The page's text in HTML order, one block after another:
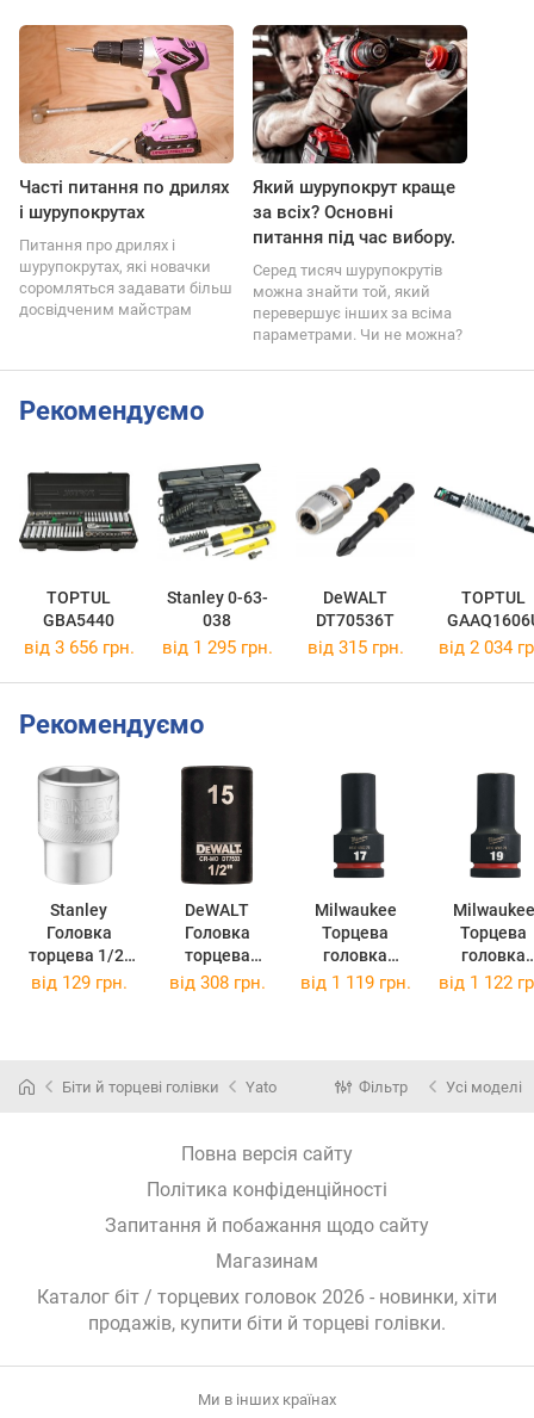
Часті питання по дрилях
і шурупокрутах
Питання про дрилях і
шурупокрутах, які новачки
соромляться задавати більш
досвідченим майстрам
Який шурупокрут краще
за всіх? Основні
питання під час вибору.
Серед тисяч шурупокрутів
можна знайти той, який
перевершує інших за всіма
параметрами. Чи не можна?
Рекомендуємо
TOPTUL
GBA5440
Stanley 0-63-
038
DeWALT
DT70536T
TOPTUL
від 3 656 грн. від 1 295 грн. від 315 грн. від 2 034
Рекомендуємо
Stanley
Головка
торцева 1/2"
х23 мм
DeWALT
Головка
торцева
IMPACT 1/2"
Milwaukee
Торцева
головка
ударна 3/4" 17
Milwaukee
Торцева
головка
ударна 3/4"
від 129 грн. від 308 грн. від 1 119 грн. від 1 122
Біти й торцеві голівки Yato Фільтр Усі моделі
Повна версія сайту
Політика конфіденційності
Запитання й побажання щодо сайту
Магазинам
Каталог біт / торцевих головок 2026 - новинки, хіти
продажів, купити біти й торцеві голівки.
Ми в інших країнах